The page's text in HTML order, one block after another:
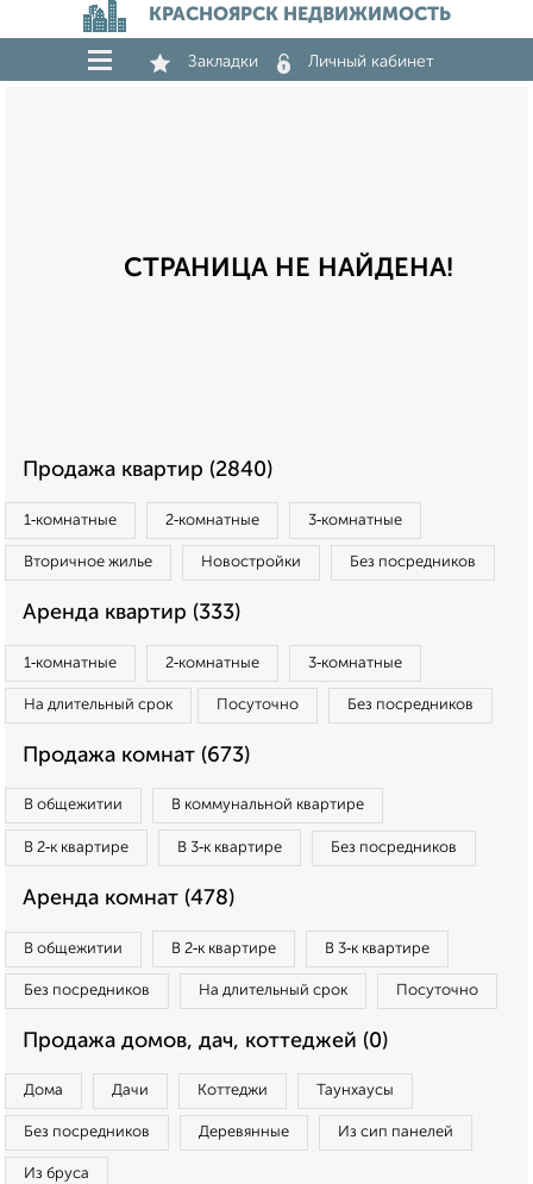
КРАСНОЯРСК НЕДВИЖИМОСТЬ
Закладки Личный кабинет
СТРАНИЦА НЕ НАЙДЕНА!
Продажа квартир (2840)
1‑комнатные 2‑комнатные 3‑комнатные
Вторичное жилье Новостройки Без посредников
Аренда квартир (333)
1‑комнатные 2‑комнатные 3‑комнатные
На длительный срок Посуточно Без посредников
Продажа комнат (673)
В общежитии В коммунальной квартире
В 2‑к квартире В 3‑к квартире Без посредников
Аренда комнат (478)
В общежитии В 2‑к квартире В 3‑к квартире
Без посредников На длительный срок Посуточно
Продажа домов, дач, коттеджей (0)
Дома Дачи Коттеджи Таунхаусы
Без посредников Деревянные Из сип панелей
Из бруса